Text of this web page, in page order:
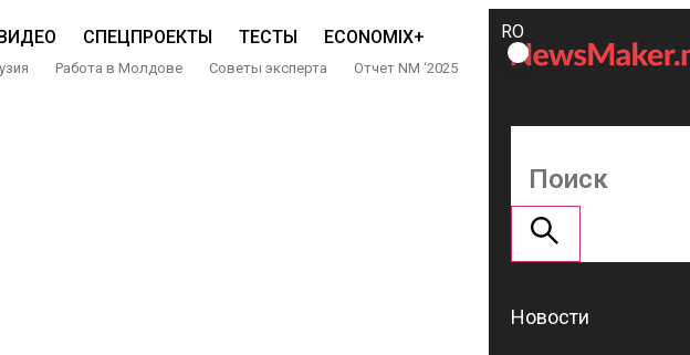
СПЕЦПРОЕКТЫ ТЕСТЫ ECONOMIX+
Работа в Молдове Советы эксперта Отчет NM ‘2025
ROMÂNĂ
RU
Поддержать
NM
Новости